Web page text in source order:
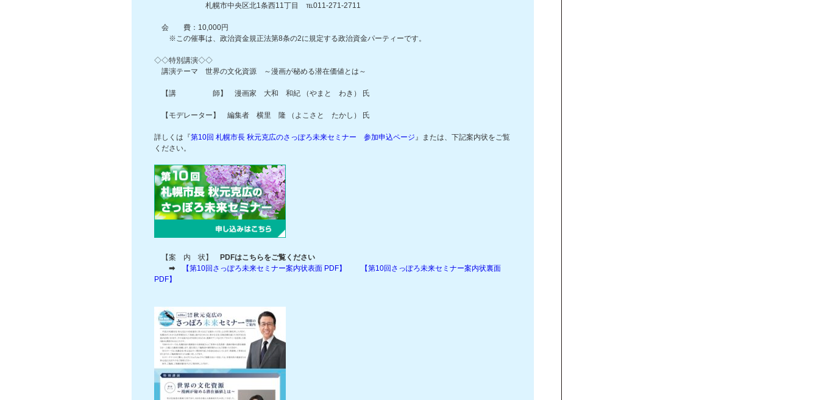
札幌市中央区北1条西11丁目 ℡011-271-2711
会 費：10,000円
※この催事は、政治資金規正法第8条の2に規定する政治資金パーティーです。
◇◇特別講演◇◇
講演テーマ 世界の文化資源 ～漫画が秘める潜在価値とは～
【講 師】 漫画家 大和 和紀 （やまと わき） 氏
【モデレーター】 編集者 横里 隆 （よこさと たかし） 氏
詳しくは『第10回 札幌市長 秋元克広のさっぽろ未来セミナー 参加申込ページ』または、下記案内状をご覧
ください。
【案 内 状】
PDFはこちらをご覧ください
➡
【第10回さっぽろ未来セミナー案内状表面 PDF】
【第10回さっぽろ未来セミナー案内状裏面
PDF】